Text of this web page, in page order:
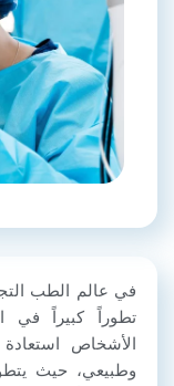
في عالم الطب
تطوراً كبيراً في
الأشخاص
وطبيعي، حيث